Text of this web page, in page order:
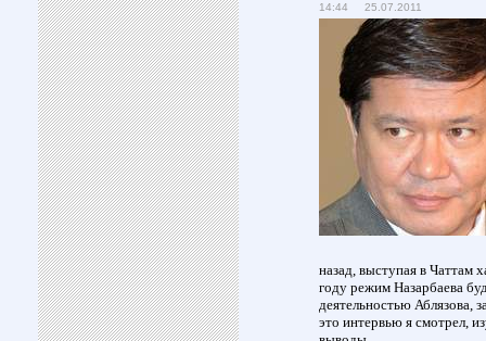
14:44 25.07.2011
назад, выступая в Чаттам
году режим Назарбаева
деятельностью Аблязова,
это интервью я смотрел,